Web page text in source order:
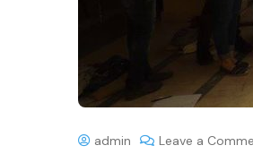
admin Leave a